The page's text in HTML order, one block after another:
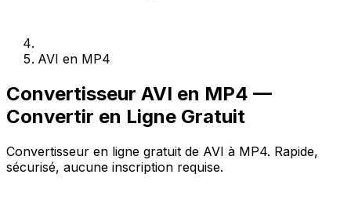
AVI en MP4
Convertisseur AVI en MP4 —
Convertir en Ligne Gratuit
Convertisseur en ligne gratuit de AVI à MP4. Rapide,
sécurisé, aucune inscription requise.